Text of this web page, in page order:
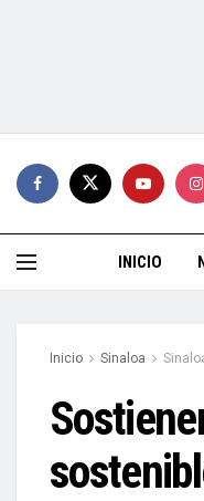
INICIO
Inicio Sinaloa